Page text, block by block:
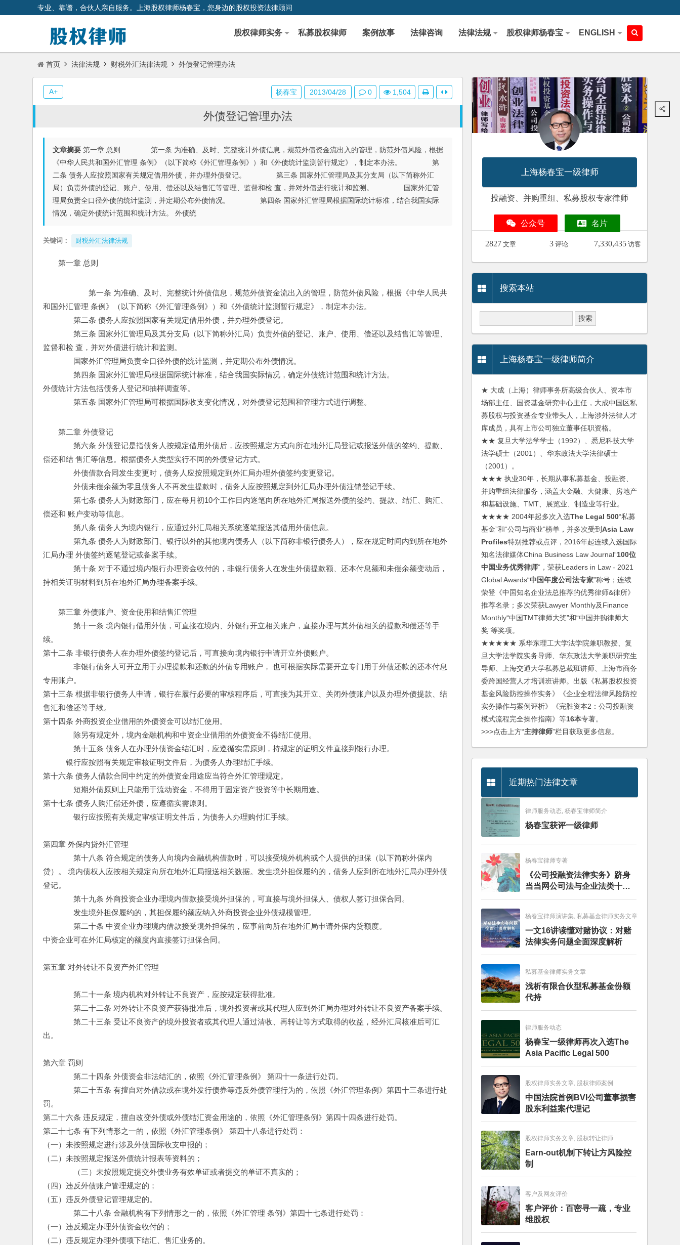
专业、靠谱，合伙人亲自服务。上海股权律师杨春宝，您身边的股权投资法律顾问
股权律师实务 私募股权律师 案例故事 法律咨询 法律法规 股权律师杨春宝 ENGLISH
首页 法律法规 财税外汇法律法规 外债登记管理办法
外债登记管理办法
文章摘要 第一章 总则 第一条 为准确、及时、完整统计外债信息，规范外债资金流出入的管理，防范外债风险，根据
《中华人民共和国外汇管理 条例》（以下简称《外汇管理条例》）和《外债统计监测暂行规定》，制定本办法。 第
二条 债务人应按照国家有关规定借用外债，并办理外债登记。 第三条 国家外汇管理局及其分支局（以下简称外汇
局）负责外债的登记、账户、使用、偿还以及结售汇等管理、监督和检 查，并对外债进行统计和监测。 国家外汇管
理局负责全口径外债的统计监测，并定期公布外债情况。 第四条 国家外汇管理局根据国际统计标准，结合我国实际
情况，确定外债统计范围和统计方法。 外债统
关键词： 财税外汇法律法规
第一章 总则
第一条 为准确、及时、完整统计外债信息，规范外债资金流出入的管理，防范外债风险，根据《中华人民共
和国外汇管理 条例》（以下简称《外汇管理条例》）和《外债统计监测暂行规定》，制定本办法。
第二条 债务人应按照国家有关规定借用外债，并办理外债登记。
第三条 国家外汇管理局及其分支局（以下简称外汇局）负责外债的登记、账户、使用、偿还以及结售汇等管理、
监督和检 查，并对外债进行统计和监测。
国家外汇管理局负责全口径外债的统计监测，并定期公布外债情况。
第四条 国家外汇管理局根据国际统计标准，结合我国实际情况，确定外债统计范围和统计方法。
外债统计方法包括债务人登记和抽样调查等。
第五条 国家外汇管理局可根据国际收支变化情况，对外债登记范围和管理方式进行调整。
第二章 外债登记
第六条 外债登记是指债务人按规定借用外债后，应按照规定方式向所在地外汇局登记或报送外债的签约、提款、
偿还和结 售汇等信息。根据债务人类型实行不同的外债登记方式。
外债借款合同发生变更时，债务人应按照规定到外汇局办理外债签约变更登记。
外债未偿余额为零且债务人不再发生提款时，债务人应按照规定到外汇局办理外债注销登记手续。
第七条 债务人为财政部门，应在每月初10个工作日内逐笔向所在地外汇局报送外债的签约、提款、结汇、购汇、
偿还和 账户变动等信息。
第八条 债务人为境内银行，应通过外汇局相关系统逐笔报送其借用外债信息。
第九条 债务人为财政部门、银行以外的其他境内债务人（以下简称非银行债务人），应在规定时间内到所在地外
汇局办理 外债签约逐笔登记或备案手续。
第十条 对于不通过境内银行办理资金收付的，非银行债务人在发生外债提款额、还本付息额和未偿余额变动后，
持相关证明材料到所在地外汇局办理备案手续。
第三章 外债账户、资金使用和结售汇管理
第十一条 境内银行借用外债，可直接在境内、外银行开立相关账户，直接办理与其外债相关的提款和偿还等手
续。
第十二条 非银行债务人在办理外债签约登记后，可直接向境内银行申请开立外债账户。
非银行债务人可开立用于办理提款和还款的外债专用账户， 也可根据实际需要开立专门用于外债还款的还本付息
专用账户。
第十三条 根据非银行债务人申请，银行在履行必要的审核程序后，可直接为其开立、关闭外债账户以及办理外债提款、结
售汇和偿还等手续。
第十四条 外商投资企业借用的外债资金可以结汇使用。
除另有规定外，境内金融机构和中资企业借用的外债资金不得结汇使用。
第十五条 债务人在办理外债资金结汇时，应遵循实需原则，持规定的证明文件直接到银行办理。
银行应按照有关规定审核证明文件后，为债务人办理结汇手续。
第十六条 债务人借款合同中约定的外债资金用途应当符合外汇管理规定。
短期外债原则上只能用于流动资金，不得用于固定资产投资等中长期用途。
第十七条 债务人购汇偿还外债，应遵循实需原则。
银行应按照有关规定审核证明文件后，为债务人办理购付汇手续。
第四章 外保内贷外汇管理
第十八条 符合规定的债务人向境内金融机构借款时，可以接受境外机构或个人提供的担保（以下简称外保内
贷）。 境内债权人应按相关规定向所在地外汇局报送相关数据。发生境外担保履约的，债务人应到所在地外汇局办理外债
登记。
第十九条 外商投资企业办理境内借款接受境外担保的，可直接与境外担保人、债权人签订担保合同。
发生境外担保履约的，其担保履约额应纳入外商投资企业外债规模管理。
第二十条 中资企业办理境内借款接受境外担保的，应事前向所在地外汇局申请外保内贷额度。
中资企业可在外汇局核定的额度内直接签订担保合同。
第五章 对外转让不良资产外汇管理
第二十一条 境内机构对外转让不良资产，应按规定获得批准。
第二十二条 对外转让不良资产获得批准后，境外投资者或其代理人应到外汇局办理对外转让不良资产备案手续。
第二十三条 受让不良资产的境外投资者或其代理人通过清收、再转让等方式取得的收益，经外汇局核准后可汇
出。
第六章 罚则
第二十四条 外债资金非法结汇的，依照《外汇管理条例》 第四十一条进行处罚。
第二十五条 有擅自对外借款或在境外发行债券等违反外债管理行为的，依照《外汇管理条例》第四十三条进行处
罚。
第二十六条 违反规定，擅自改变外债或外债结汇资金用途的，依照《外汇管理条例》第四十四条进行处罚。
第二十七条 有下列情形之一的，依照《外汇管理条例》 第四十八条进行处罚：
（一）未按照规定进行涉及外债国际收支申报的；
（二）未按照规定报送外债统计报表等资料的；
（三）未按照规定提交外债业务有效单证或者提交的单证不真实的；
（四）违反外债账户管理规定的；
（五）违反外债登记管理规定的。
第二十八条 金融机构有下列情形之一的，依照《外汇管理 条例》第四十七条进行处罚：
（一）违反规定办理外债资金收付的；
（二）违反规定办理外债项下结汇、售汇业务的。
杨春宝 2013/04/28 0 1,504
A+
上海杨春宝一级律师
投融资、并购重组、私募股权专家律师
公众号 名片
2827 文章 3 评论 7,330,435 访客
搜索本站
上海杨春宝一级律师简介
★ 大成（上海）律师事务所高级合伙人、资本市
场部主任、国资基金研究中心主任，大成中国区私
募股权与投资基金专业带头人，上海涉外法律人才
库成员，具有上市公司独立董事任职资格。
★★ 复旦大学法学学士（1992）、悉尼科技大学
法学硕士（2001）、华东政法大学法律硕士
（2001）。
★★★ 执业30年，长期从事私募基金、投融资、
并购重组法律服务，涵盖大金融、大健康、房地产
和基础设施、TMT、展览业、制造业等行业。
★★★★ 2004年起多次入选The Legal 500“私募
基金”和“公司与商业”榜单，并多次受到Asia Law
Profiles特别推荐或点评，2016年起连续入选国际
知名法律媒体China Business Law Journal“100位
中国业务优秀律师”，荣获Leaders in Law - 2021
Global Awards“中国年度公司法专家”称号；连续
荣登《中国知名企业法总推荐的优秀律师&律所》
推荐名录；多次荣获Lawyer Monthly及Finance
Monthly“中国TMT律师大奖”和“中国并购律师大
奖”等奖项。
★★★★★ 系华东理工大学法学院兼职教授、复
旦大学法学院实务导师、华东政法大学兼职研究生
导师、上海交通大学私募总裁班讲师、上海市商务
委跨国经营人才培训班讲师。出版《私募股权投资
基金风险防控操作实务》《企业全程法律风险防控
实务操作与案例评析》《完胜资本2：公司投融资
模式流程完全操作指南》等16本专著。
>>>点击上方“主持律师”栏目获取更多信息。
近期热门法律文章
律师服务动态, 杨春宝律师简介
杨春宝获评一级律师
杨春宝律师专著
《公司投融资法律实务》跻身
当当网公司法与企业法类十大
畅销图书榜
杨春宝律师演讲集, 私募基金律师实务文章
一文16讲读懂对赌协议：对赌
法律实务问题全面深度解析
私募基金律师实务文章
浅析有限合伙型私募基金份额
代持
律师服务动态
杨春宝一级律师再次入选The
Asia Pacific Legal 500
股权律师实务文章, 股权律师案例
中国法院首例BVI公司董事损害
股东利益案代理记
股权律师实务文章, 股权转让律师
Earn-out机制下转让方风险控
制
客户及网友评价
客户评价：百密寻一疏，专业
维股权